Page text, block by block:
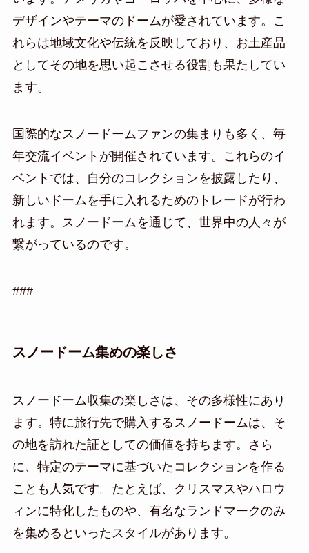
デザインやテーマのドームが愛されています。こ
れらは地域文化や伝統を反映しており、お土産品
としてその地を思い起こさせる役割も果たしてい
ます。
国際的なスノードームファンの集まりも多く、毎
年交流イベントが開催されています。これらのイ
ベントでは、自分のコレクションを披露したり、
新しいドームを手に入れるためのトレードが行わ
れます。スノードームを通じて、世界中の人々が
繋がっているのです。
###
スノードーム集めの楽しさ
スノードーム収集の楽しさは、その多様性にあり
ます。特に旅行先で購入するスノードームは、そ
の地を訪れた証としての価値を持ちます。さら
に、特定のテーマに基づいたコレクションを作る
ことも人気です。たとえば、クリスマスやハロウ
ィンに特化したものや、有名なランドマークのみ
を集めるといったスタイルがあります。